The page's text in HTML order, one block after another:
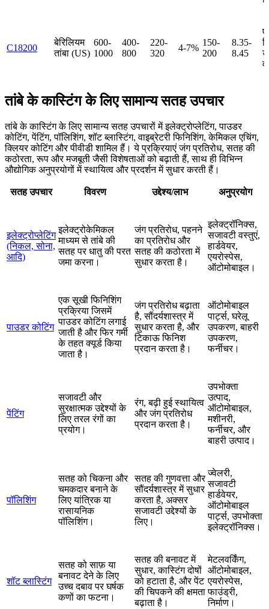
C18200
बेरिलियम
तांबा (US)
600-
1000
400-
800
220-
320
4-7%
150-
200
8.35-
8.45
तांबे के कास्टिंग के लिए सामान्य सतह उपचार
तांबे के कास्टिंग के लिए सामान्य सतह उपचारों में इलेक्ट्रोप्लेटिंग, पाउडर
कोटिंग, पेंटिंग, पॉलिशिंग, शॉट ब्लास्टिंग, वाइब्रेटरी फिनिशिंग, केमिकल एचिंग,
क्लियर कोटिंग और पीवीडी शामिल हैं। ये प्रक्रियाएं जंग प्रतिरोध, सतह की
कठोरता, रूप और मजबूती जैसी विशेषताओं को बढ़ाती हैं, साथ ही विभिन्न
औद्योगिक अनुप्रयोगों में स्थायित्व और प्रदर्शन में सुधार करती हैं।
सतह उपचार विवरण उद्देश्य/लाभ अनुप्रयोग
इलेक्ट्रोप्लेटिंग
(निकल, सोना,
आदि)
इलेक्ट्रोकेमिकल
माध्यम से तांबे की
सतह पर धातु की परत
जमा करना।
जंग प्रतिरोध, पहनने
का प्रतिरोध और
सतह की कठोरता में
सुधार करता है।
इलेक्ट्रॉनिक्स,
सजावटी वस्तुएं,
हार्डवेयर,
एयरोस्पेस,
ऑटोमोबाइल।
पाउडर कोटिंग
एक सूखी फिनिशिंग
प्रक्रिया जिसमें
पाउडर कोटिंग लगाई
जाती है और फिर गर्मी
के तहत क्यूर्ड किया
जाता है।
जंग प्रतिरोध बढ़ाता
है, सौंदर्यशास्त्र में
सुधार करता है, और
टिकाऊ फिनिश
प्रदान करता है।
ऑटोमोबाइल
पार्ट्स, घरेलू
उपकरण, बाहरी
उपकरण,
फर्नीचर।
पेंटिंग
सजावटी और
सुरक्षात्मक उद्देश्यों के
लिए तरल रंगों का
प्रयोग।
रंग, बढ़ी हुई स्थायित्व
और जंग प्रतिरोध
प्रदान करता है।
उपभोक्ता
उत्पाद,
ऑटोमोबाइल,
मशीनरी,
फर्नीचर, और
बाहरी उत्पाद।
पॉलिशिंग
सतह को चिकना और
चमकदार बनाने के
लिए यांत्रिक या
रासायनिक
पॉलिशिंग।
सतह की गुणवत्ता और
सौंदर्यशास्त्र में सुधार
करता है, अक्सर
सजावटी उद्देश्यों के
लिए।
ज्वेलरी,
सजावटी
हार्डवेयर,
ऑटोमोबाइल
पार्ट्स, उपभोक्ता
इलेक्ट्रॉनिक्स।
शॉट ब्लास्टिंग
सतह को साफ़ या
बनावट देने के लिए
उच्च दबाव पर घर्षक
कणों का फटना।
सतह की बनावट में
सुधार, कास्टिंग दोषों
को हटाता है, और पेंट
की चिपकने की क्षमता
बढ़ाता है।
मेटलवर्किंग,
ऑटोमोबाइल,
एयरोस्पेस,
फाउंड्री,
निर्माण।